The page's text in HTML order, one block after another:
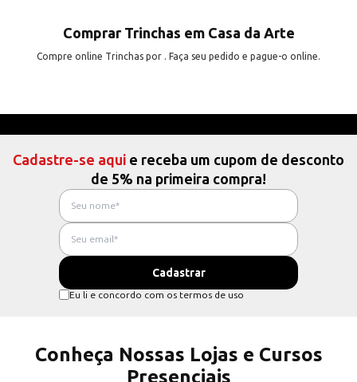
Comprar Trinchas em Casa da Arte
Compre online Trinchas por . Faça seu pedido e pague-o online.
Cadastre-se aqui e receba um cupom de desconto
de 5% na primeira compra!
Eu li e concordo com os termos de uso
Conheça Nossas Lojas e Cursos
Presenciais